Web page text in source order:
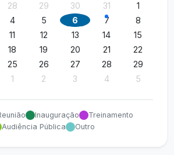
28 29 30 31
1
4 5 6 7
8
11 12 13 14
15
18 19 20 21
22
25 26 27 28
29
1 2 3 4 5
Inauguração
Treinamento
Audiência Pública
Outro